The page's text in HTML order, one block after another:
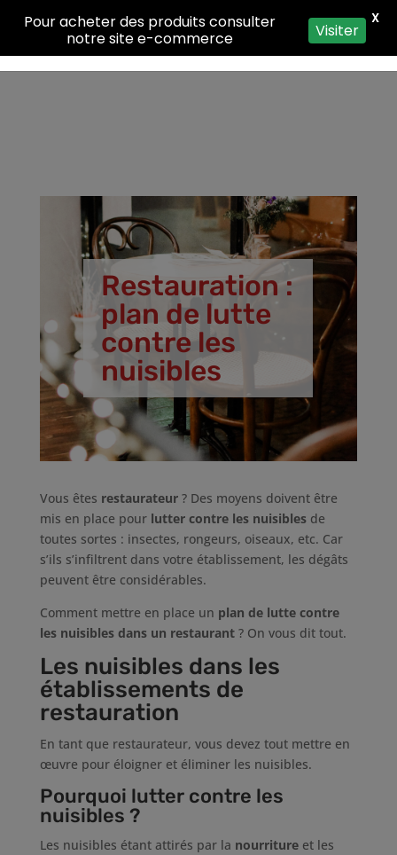
Restauration :
plan de lutte
contre les
nuisibles
Vous êtes restaurateur ? Des moyens doivent être
mis en place pourlutter contre les nuisiblesde
toutes sortes : insectes, rongeurs, oiseaux, etc. Car
s’ils s’infiltrent dans votre établissement, les dégâts
peuvent être considérables.
Comment mettre en place un plan de lutte contre
les nuisibles dans un restaurant ? On vous dit tout.
Les nuisibles dans les
établissements de
restauration
En tant que restaurateur, vous devez tout mettre en
œuvre pour éloigner et éliminer les nuisibles.
Pourquoi lutter contre les
nuisibles ?
Les nuisibles étant attirés par la nourritureet les
Pour acheter des produits consulter
notre site e-commerce
Visiter
X